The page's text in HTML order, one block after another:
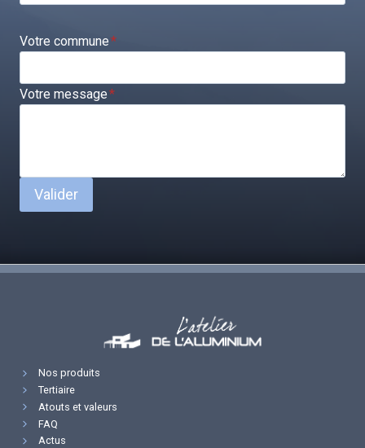
Votre commune*
Votre message*
Valider
Nos produits
Tertiaire
Atouts et valeurs
FAQ
Actus